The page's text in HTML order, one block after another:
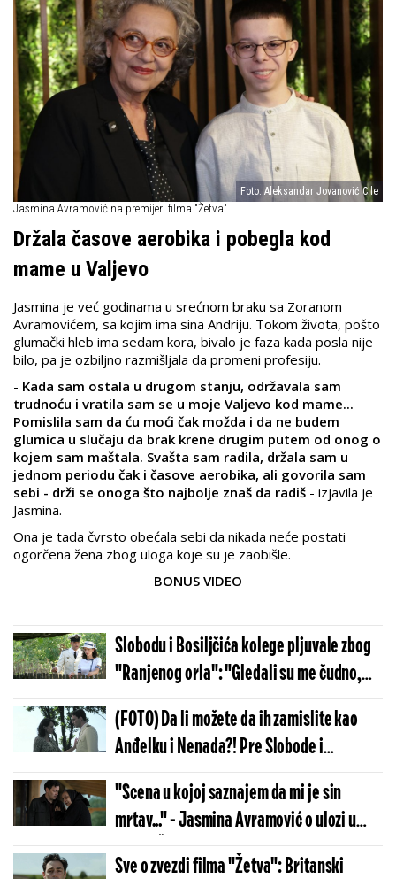
Foto: Aleksandar Jovanović Cile
Jasmina Avramović na premijeri filma "Žetva"
Držala časove aerobika i pobegla kod
mame u Valjevo
Jasmina je već godinama u srećnom braku sa Zoranom
Avramovićem, sa kojim ima sina Andriju. Tokom života, pošto
glumački hleb ima sedam kora, bivalo je faza kada posla nije
bilo, pa je ozbiljno razmišljala da promeni profesiju.
- Kada sam ostala u drugom stanju, održavala sam
trudnoću i vratila sam se u moje Valjevo kod mame...
Pomislila sam da ću moći čak možda i da ne budem
glumica u slučaju da brak krene drugim putem od onog o
kojem sam maštala. Svašta sam radila, držala sam u
jednom periodu čak i časove aerobika, ali govorila sam
sebi - drži se onoga što najbolje znaš da radiš - izjavila je
Jasmina.
Ona je tada čvrsto obećala sebi da nikada neće postati
ogorčena žena zbog uloga koje su je zaobišle.
BONUS VIDEO
Slobodu i Bosiljčića kolege pljuvale zbog
"Ranjenog orla": "Gledali su me čudno,
govorili su mi šta ti je to trebalo"
(FOTO) Da li možete da ih zamislite kao
Anđelku i Nenada?! Pre Slobode i
Bosiljčića ovi legendarni glumci su igrali u
"Ranjenom orlu"
"Scena u kojoj saznajem da mi je sin
mrtav..." - Jasmina Avramović o ulozi u
filmu "Žetva"
Sve o zvezdi filma "Žetva": Britanski